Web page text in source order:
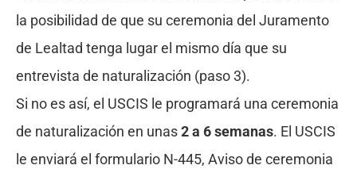
la posibilidad de que su ceremonia del Juramento
de Lealtad tenga lugar el mismo día que su
entrevista de naturalización (paso 3).
Si no es así, el USCIS le programará una ceremonia
de naturalización en unas2 a 6 semanas. El USCIS
le enviará el formulario N-445, Aviso de ceremonia